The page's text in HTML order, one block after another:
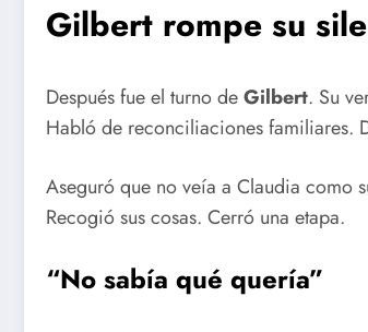
Gilbert rompe su
Después fue el turno deGilbert. Su
Habló de reconciliaciones familiares.
Aseguró que no veía a Claudia como
Recogió sus cosas. Cerró una etapa.
“No sabía qué quería”